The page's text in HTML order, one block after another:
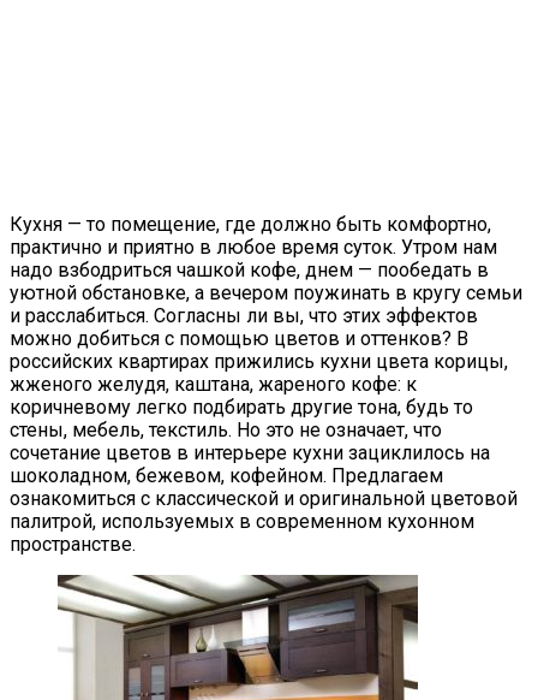
Кухня — то помещение, где должно быть комфортно,
практично и приятно в любое время суток. Утром нам
надо взбодриться чашкой кофе, днем — пообедать в
уютной обстановке, а вечером поужинать в кругу семьи
и расслабиться. Согласны ли вы, что этих эффектов
можно добиться с помощью цветов и оттенков? В
российских квартирах прижились кухни цвета корицы,
жженого желудя, каштана, жареного кофе: к
коричневому легко подбирать другие тона, будь то
стены, мебель, текстиль. Но это не означает, что
сочетание цветов в интерьере кухни зациклилось на
шоколадном, бежевом, кофейном. Предлагаем
ознакомиться с классической и оригинальной цветовой
палитрой, используемых в современном кухонном
пространстве.